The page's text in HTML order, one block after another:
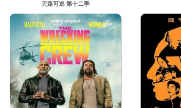
无路可逃 第十二季